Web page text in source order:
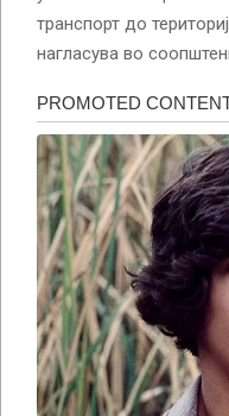
транспорт до
нагласува во